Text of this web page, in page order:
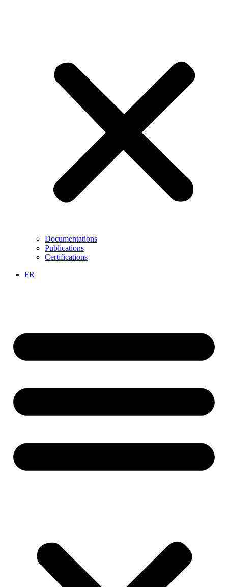
Documentations
Publications
Certifications
FR